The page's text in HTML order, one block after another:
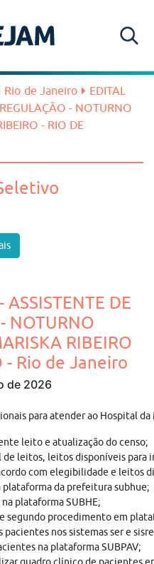
Rio de Janeiro
EDITAL
- NOTURNO
- RIO DE
DE
NOTURNO
RIBEIRO
- Rio de Janeiro
de 2026
para atender ao Hospital
leito e atualização do censo;
de leitos, leitos disponíveis para
com elegibilidade e leitos
da prefeitura subhue;
plataforma SUBHE;
segundo procedimento em
nos sistemas ser e
na plataforma SUBPAV;